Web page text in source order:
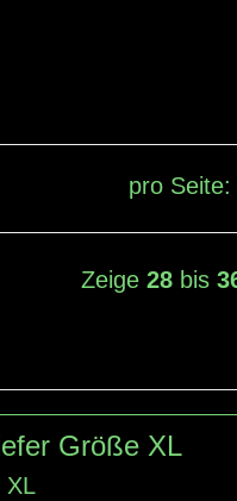
pro Seite:
Zeige 28 bis
Größe XL
XL